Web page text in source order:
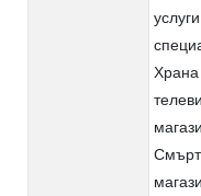
Храна